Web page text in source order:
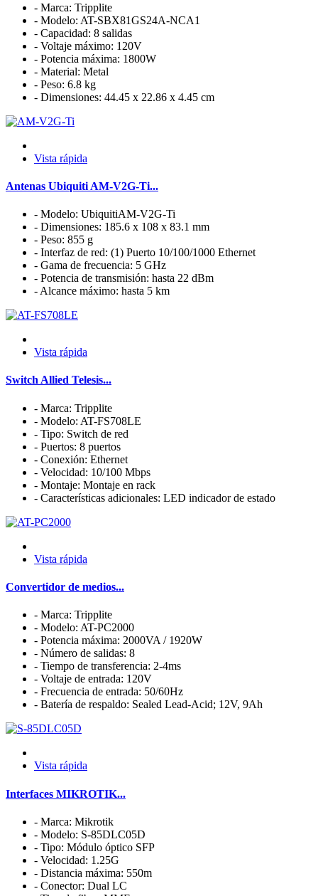
- Marca: Tripplite
- Modelo: AT-SBX81GS24A-NCA1
- Capacidad: 8 salidas
- Voltaje máximo: 120V
- Potencia máxima: 1800W
- Material: Metal
- Peso: 6.8 kg
- Dimensiones: 44.45 x 22.86 x 4.45 cm
Vista rápida
Antenas Ubiquiti AM-V2G-Ti...
- Modelo: UbiquitiAM-V2G-Ti
- Dimensiones: 185.6 x 108 x 83.1 mm
- Peso: 855 g
- Interfaz de red: (1) Puerto 10/100/1000 Ethernet
- Gama de frecuencia: 5 GHz
- Potencia de transmisión: hasta 22 dBm
- Alcance máximo: hasta 5 km
Vista rápida
Switch Allied Telesis...
- Marca: Tripplite
- Modelo: AT-FS708LE
- Tipo: Switch de red
- Puertos: 8 puertos
- Conexión: Ethernet
- Velocidad: 10/100 Mbps
- Montaje: Montaje en rack
- Características adicionales: LED indicador de estado
Vista rápida
Convertidor de medios...
- Marca: Tripplite
- Modelo: AT-PC2000
- Potencia máxima: 2000VA / 1920W
- Número de salidas: 8
- Tiempo de transferencia: 2-4ms
- Voltaje de entrada: 120V
- Frecuencia de entrada: 50/60Hz
- Batería de respaldo: Sealed Lead-Acid; 12V, 9Ah
Vista rápida
Interfaces MIKROTIK...
- Marca: Mikrotik
- Modelo: S-85DLC05D
- Tipo: Módulo óptico SFP
- Velocidad: 1.25G
- Distancia máxima: 550m
- Conector: Dual LC